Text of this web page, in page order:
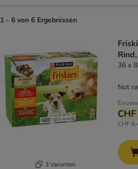
1 - 6 von 6 Ergebnissen
3 Varianten
36 x
Einzeln
CHF
Not